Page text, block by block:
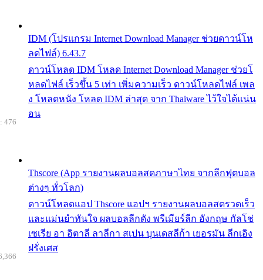
IDM (โปรแกรม Internet Download Manager ช่วยดาวน์โห
ลดไฟล์) 6.43.7
ดาวน์โหลด IDM โหลด Internet Download Manager ช่วยโ
หลดไฟล์ เร็วขึ้น 5 เท่า เพิ่มความเร็ว ดาวน์โหลดไฟล์ เพล
ง โหลดหนัง โหลด IDM ล่าสุด จาก Thaiware ไว้ใจได้แน่น
อน
Thscore (App รายงานผลบอลสดภาษาไทย จากลีกฟุตบอล
ต่างๆ ทั่วโลก)
ดาวน์โหลดแอป Thscore แอปฯ รายงานผลบอลสดรวดเร็ว
และแม่นยำทันใจ ผลบอลลีกดัง พรีเมียร์ลีก อังกฤษ กัลโช่
เซเรีย อา อิตาลี ลาลีกา สเปน บุนเดสลีก้า เยอรมัน ลีกเอิง
ฝรั่งเศส
476